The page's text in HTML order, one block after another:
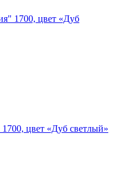
1700, цвет «Дуб
цвет «Дуб светлый»